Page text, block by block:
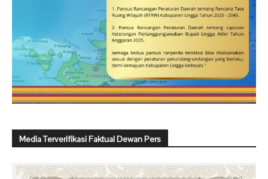
Media Terverifikasi Faktual Dewan Pers